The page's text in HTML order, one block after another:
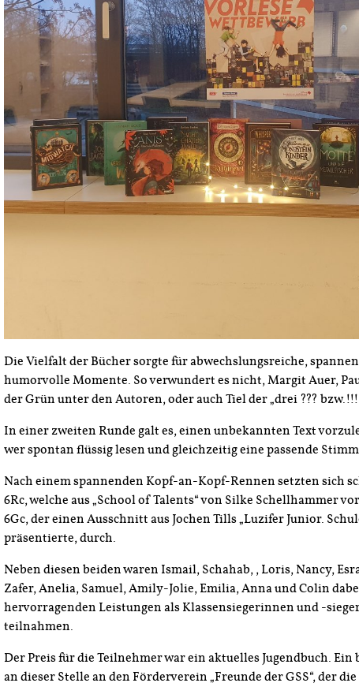
Die Vielfalt der Bücher sorgte für abwechslungsreiche,
humorvolle Momente. So verwundert es nicht, Margit Auer,
der Grün unter den Autoren, oder auch Tiel der „drei ???
In einer zweiten Runde galt es, einen unbekannten Text
wer spontan flüssig lesen und gleichzeitig eine passende
Nach einem spannenden Kopf-an-Kopf-Rennen setzten sich
6Rc, welche aus „School of Talents“ von Silke Schellhammer
6Gc, der einen Ausschnitt aus Jochen Tills „Luzifer Junior.
präsentierte, durch.
Neben diesen beiden waren Ismail, Schahab,, Loris, Nancy,
Zafer, Anelia, Samuel, Amily-Jolie, Emilia, Anna und Colin
hervorragenden Leistungen als Klassensiegerinnen und -
teilnahmen.
Der Preis für die Teilnehmer war ein aktuelles Jugendbuch. Ein
an dieser Stelle an den Förderverein „Freunde der GSS“, der